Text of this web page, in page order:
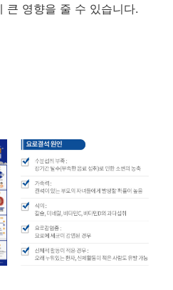
큰 영향을 줄 수 있습니다.